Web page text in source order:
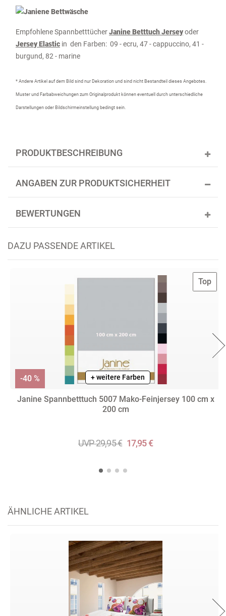
Empfohlene SpannbetttücherJanine Betttuch Jerseyoder
Jersey Elastic in den Farben: 09 - ecru, 47 - cappuccino, 41 -
burgund, 82 - marine
* Andere Artikel auf dem Bild sind nur Dekoration und sind nicht Bestandteil dieses Angebotes.
Muster und Farbabweichungen zum Originalprodukt können eventuell durch unterschiedliche
Darstellungen oder Bildschirmeinstellung bedingt sein.
PRODUKTBESCHREIBUNG
ANGABEN ZUR PRODUKTSICHERHEIT
BEWERTUNGEN
DAZU PASSENDE ARTIKEL
Top
+ weitere Farben
Janine Spannbetttuch 5007 Mako-Feinjersey 100 cm x
200 cm
UVP 29,95 € 17,95 €
-40 %
ÄHNLICHE ARTIKEL